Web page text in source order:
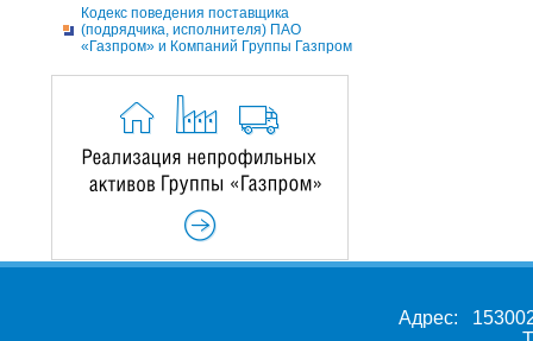
Кодекс поведения поставщика
(подрядчика, исполнителя) ПАО
«Газпром» и Компаний Группы Газпром
Адрес: